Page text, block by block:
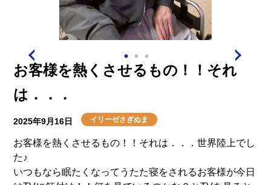
お客様を熱くさせるもの！！それ
は．．．
2025年9月16日 イリーゼさぎぬま
お客様を熱くさせるもの！！それは．．．世界陸上でし
た♪
いつもなら眠たくなってうたた寝をされるお客様が今日